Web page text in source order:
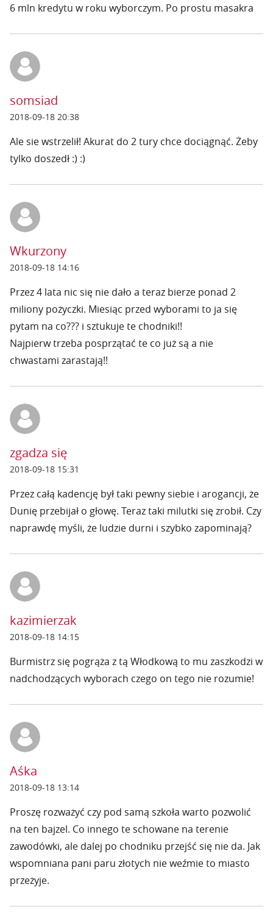
6 mln kredytu w roku wyborczym. Po prostu masakra
somsiad
2018-09-18 20:38
Ale sie wstrzelił! Akurat do 2 tury chce dociągnąć. Żeby
tylko doszedł :) :)
Wkurzony
2018-09-18 14:16
Przez 4 lata nic się nie dało a teraz bierze ponad 2
miliony pożyczki. Miesiąc przed wyborami to ja się
pytam na co??? i sztukuje te chodniki!!
Najpierw trzeba posprzątać te co już są a nie
chwastami zarastają!!
zgadza się
2018-09-18 15:31
Przez całą kadencję był taki pewny siebie i arogancji, że
Dunię przebijał o głowę. Teraz taki milutki się zrobił. Czy
naprawdę myśli, że ludzie durni i szybko zapominają?
kazimierzak
2018-09-18 14:15
Burmistrz się pogrąża z tą Włodkową to mu zaszkodzi w
nadchodzących wyborach czego on tego nie rozumie!
Aśka
2018-09-18 13:14
Proszę rozważyć czy pod samą szkoła warto pozwolić
na ten bajzel. Co innego te schowane na terenie
zawodówki, ale dalej po chodniku przejść się nie da. Jak
wspomniana pani paru złotych nie weźmie to miasto
przeżyje.